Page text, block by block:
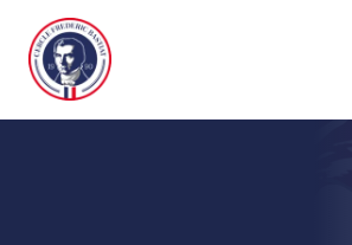
contenu